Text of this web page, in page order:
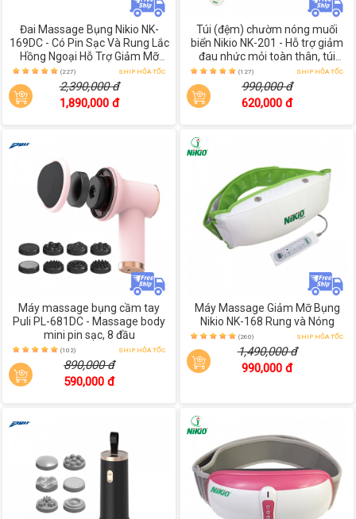
Đai Massage Bụng Nikio NK-
169DC - Có Pin Sạc Và Rung Lắc
Hồng Ngoại Hỗ Trợ Giảm Mỡ
(227) SHIP HỎA TỐC
2,390,000 đ
1,890,000 đ
Túi (đệm) chườm nóng muối
biển Nikio NK-201 - Hỗ trợ giảm
đau nhức mỏi toàn thân, túi
chườm nóng hỗ trợ giảm đau
bụng kinh
(127) SHIP HỎA TỐC
990,000 đ
620,000 đ
Máy massage bụng cầm tay
Puli PL-681DC - Massage body
mini pin sạc, 8 đầu
(102) SHIP HỎA TỐC
890,000 đ
590,000 đ
Máy Massage Giảm Mỡ Bụng
Nikio NK-168 Rung và Nóng
(260) SHIP HỎA TỐC
1,490,000 đ
990,000 đ